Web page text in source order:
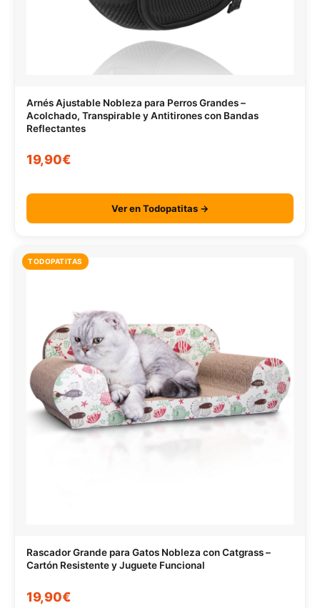
Arnés Ajustable Nobleza para Perros Grandes –
Acolchado, Transpirable y Antitirones con Bandas
Reflectantes
19,90€
Ver en Todopatitas →
TODOPATITAS
Rascador Grande para Gatos Nobleza con Catgrass –
Cartón Resistente y Juguete Funcional
19,90€